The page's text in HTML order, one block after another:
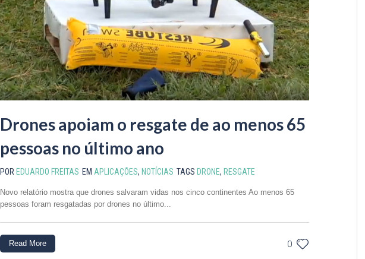
Drones apoiam o resgate de ao menos 65
pessoas no último ano
POR EDUARDO FREITAS EM APLICAÇÕES, NOTÍCIAS TAGS DRONE, RESGATE
Novo relatório mostra que drones salvaram vidas nos cinco continentes Ao menos 65
pessoas foram resgatadas por drones no último...
0
Read More